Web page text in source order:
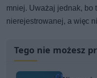
mniej. Uważaj jednak, bo
nierejestrowanej, a więc
Tego nie możesz